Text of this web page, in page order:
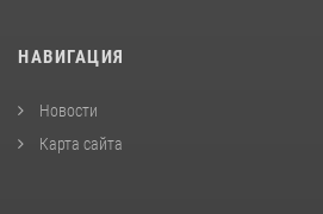
НАВИГАЦИЯ
Новости
Карта сайта